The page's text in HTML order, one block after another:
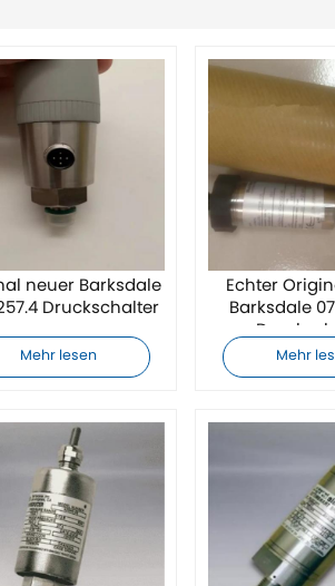
neuer Barksdale
Druckschalter
Mehr lesen
Echter
Barksdale
Mehr